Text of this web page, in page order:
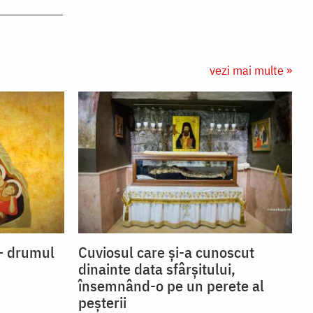
vezi mai multe »
drumul
Cuviosul care și-a cunoscut
dinainte data sfârșitului,
însemnând-o pe un perete al
peșterii